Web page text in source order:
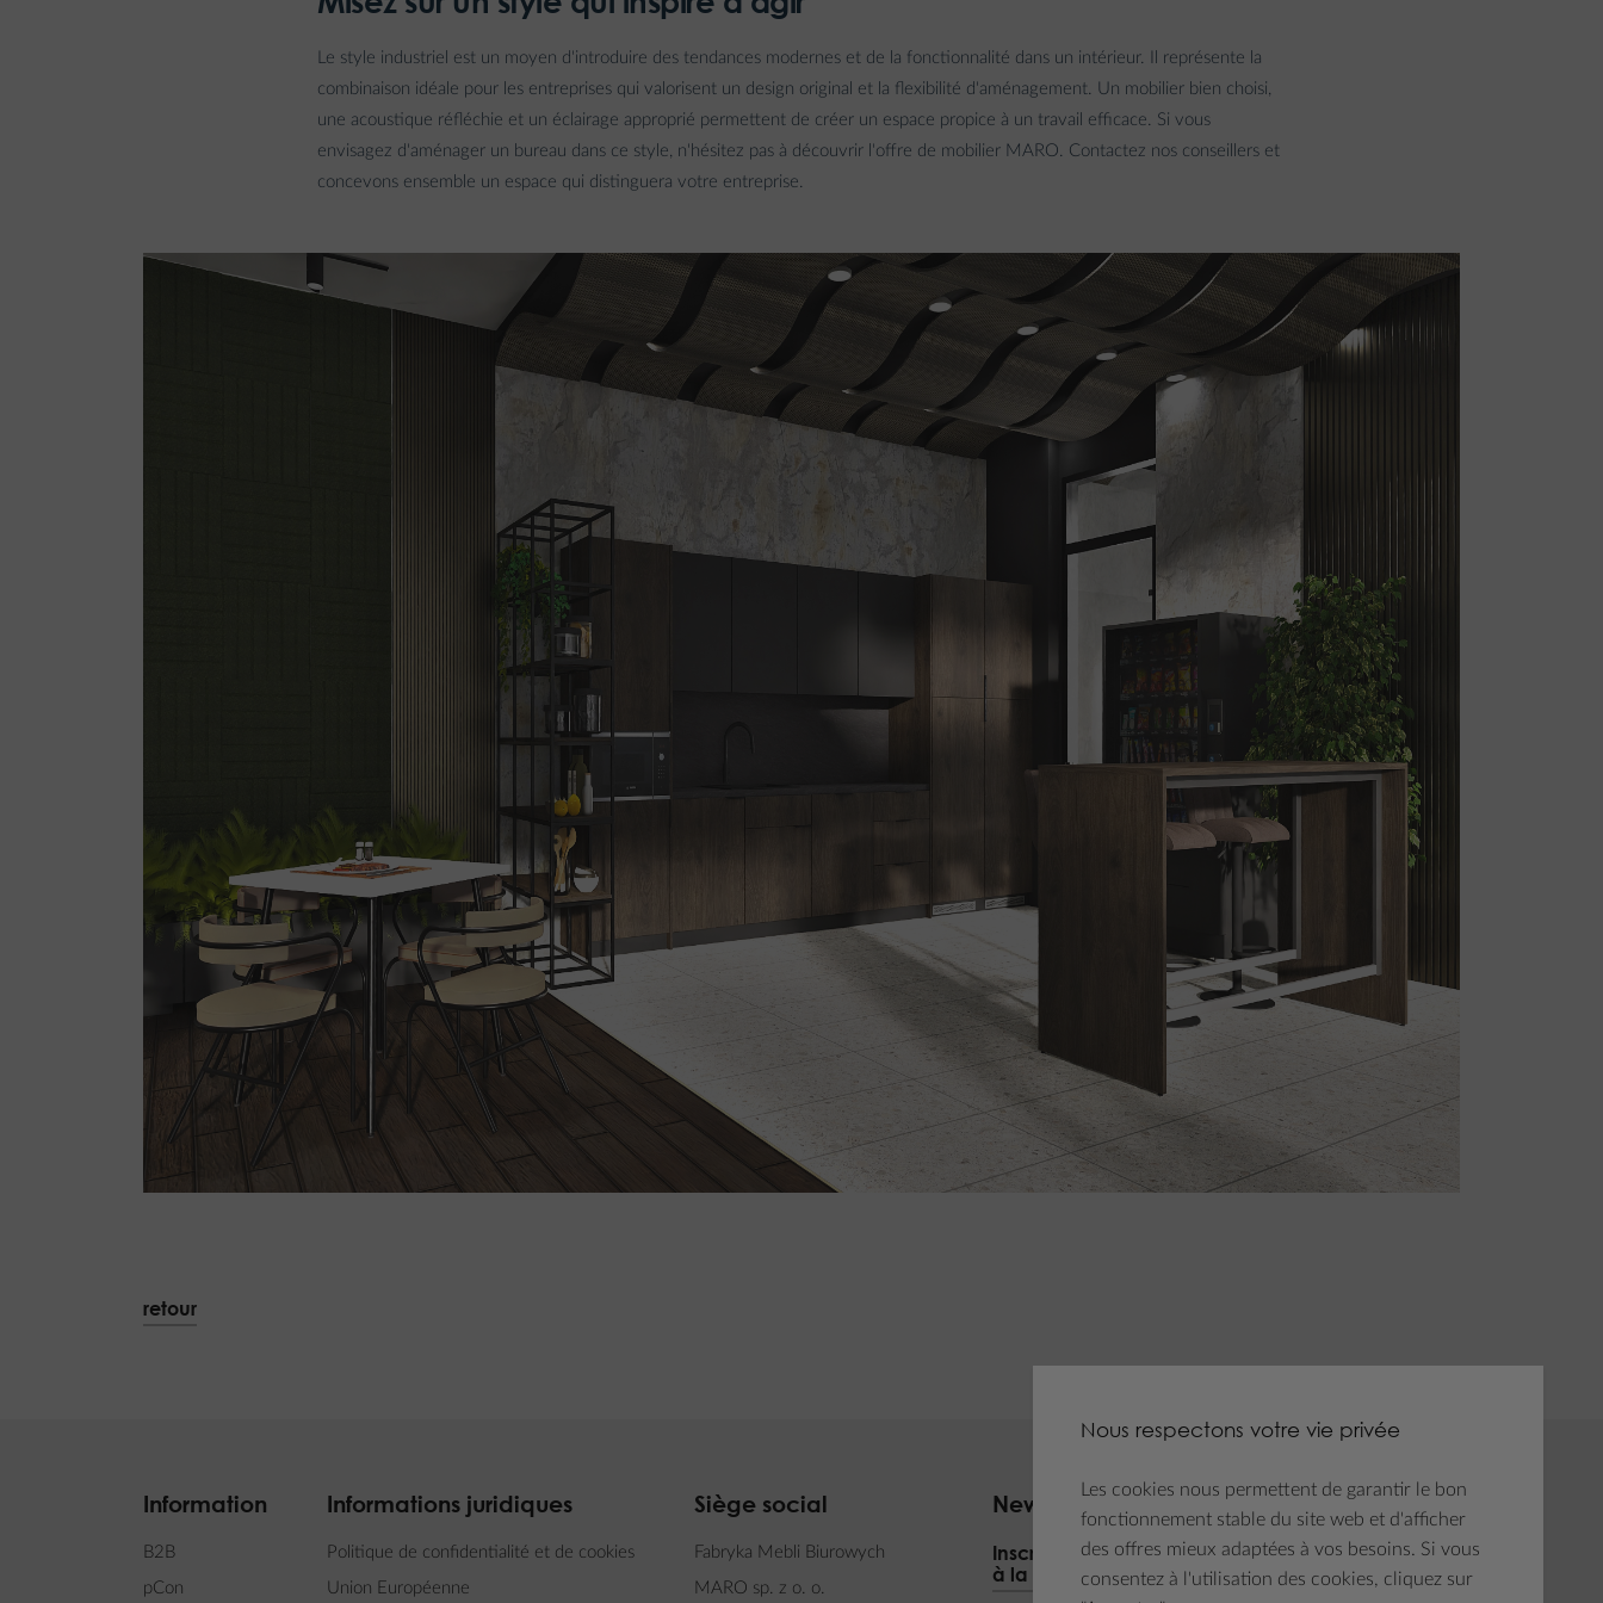
Le style industriel est un moyen d'introduire des tendances modernes et de la fonctionnalité dans un intérieur. Il représente la
combinaison idéale pour les entreprises qui valorisent un design original et la flexibilité d'aménagement. Un mobilier bien choisi,
une acoustique réfléchie et un éclairage approprié permettent de créer un espace propice à un travail efficace. Si vous
envisagez d'aménager un bureau dans ce style, n'hésitez pas à découvrir l'offre de mobilier MARO. Contactez nos conseillers et
concevons ensemble un espace qui distinguera votre entreprise.
retour
Information
B2B
pCon
Informations juridiques
Politique de confidentialité et de cookies
Union Européenne
Siège social
Fabryka Mebli Biurowych
MARO sp. z o. o.
Newsletter
Inscrivez-vous
à la Newsletter
Médias sociaux
Nous respectons votre vie privée
Les cookies nous permettent de garantir le bon
fonctionnement stable du site web et d'afficher
des offres mieux adaptées à vos besoins. Si vous
consentez à l'utilisation des cookies, cliquez sur